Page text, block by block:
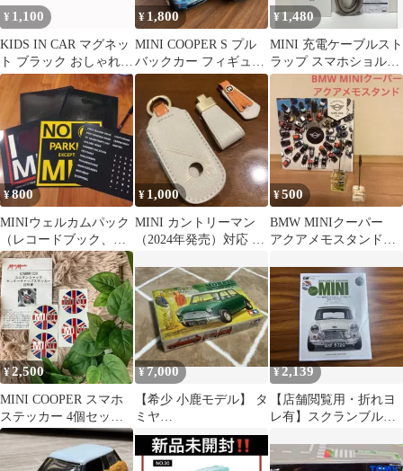
¥ 1,100
KIDS IN CAR マグネッ
ト ブラック おしゃれ
シンプル
¥ 1,800
MINI COOPER S プル
バックカー フィギュア
ミニカー 2台 チョロQ
¥1,480
MINI 充電ケーブルスト
ラップ スマホショルダ
ー
¥800
MINIウェルカムパック
（レコードブック、ペ
ン、ステッカー）
¥ 1,000
MINI カントリーマン
（2024年発売）対応 ス
¥500
BMW MINIクーパー
アクアメモスタンド
置物 レア
¥2,500
MINI COOPER スマホ
ステッカー 4個セット
(ホイールセンターキャ
ップ)
¥7,000
【希少 小鹿モデル】 タ
ミヤ
MorrisMiniCooper1275S
Mk.1
¥2,139
【店舗閲覧用・折れヨ
レ有】スクランブル・
ク・ミニ